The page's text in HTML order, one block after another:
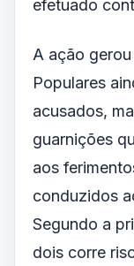
efetuado
A ação
Populares
acusados,
guarnições
aos
conduzidos
Segundo a
dois corre